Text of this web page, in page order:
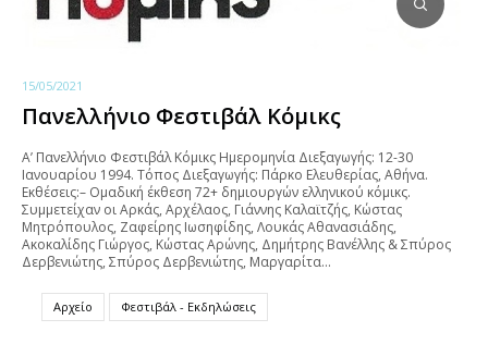
15/05/2021
Πανελλήνιο Φεστιβάλ Κόμικς
Α’ Πανελλήνιο Φεστιβάλ Κόμικς Ημερομηνία Διεξαγωγής: 12-30
Ιανουαρίου 1994. Τόπος Διεξαγωγής: Πάρκο Ελευθερίας, Αθήνα.
Εκθέσεις:– Ομαδική έκθεση 72+ δημιουργών ελληνικού κόμικς.
Συμμετείχαν οι Αρκάς, Αρχέλαος, Γιάννης Καλαϊτζής, Κώστας
Μητρόπουλος, Ζαφείρης Ιωσηφίδης, Λουκάς Αθανασιάδης,
Ακοκαλίδης Γιώργος, Κώστας Αρώνης, Δημήτρης Βανέλλης & Σπύρος
Δερβενιώτης, Σπύρος Δερβενιώτης, Μαργαρίτα…
Αρχείο Φεστιβάλ - Εκδηλώσεις